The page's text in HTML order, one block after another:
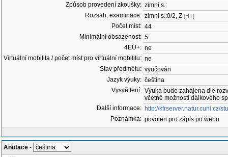
Způsob provedení zkoušky: zimní s.:
Rozsah, examinace: zimní s.:0/2, Z [HT]
Počet míst: 44
Minimální obsazenost: 5
4EU+: ne
Virtuální mobilita / počet míst pro virtuální mobilitu: ne
Stav předmětu: vyučován
Jazyk výuky: čeština
Vysvětlení: Výuka bude zahájena dle
včetně možností dálkového
Další informace: http://kfrserver.natur.cuni.cz/
Poznámka: povolen pro zápis po webu
Anotace -